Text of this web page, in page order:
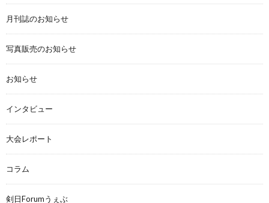
月刊誌のお知らせ
写真販売のお知らせ
お知らせ
インタビュー
大会レポート
コラム
剣日Forumうぇぶ